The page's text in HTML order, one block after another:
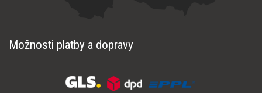
Možnosti platby a dopravy